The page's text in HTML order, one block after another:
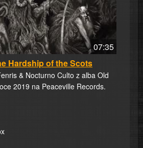
07:35
Hardship of the Scots
& Nocturno Culto z alba Old
2019 na Peaceville Records.